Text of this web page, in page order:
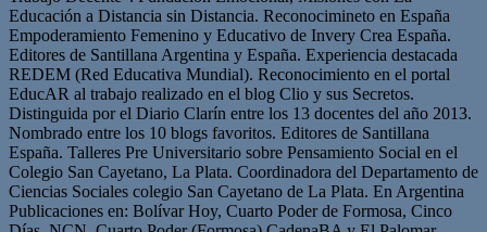
Educación a Distancia sin Distancia. Reconocimineto en España
Empoderamiento Femenino y Educativo de Invery Crea España.
Editores de Santillana Argentina y España. Experiencia destacada
REDEM (Red Educativa Mundial). Reconocimiento en el portal
EducAR al trabajo realizado en el blog Clio y sus Secretos.
Distinguida por el Diario Clarín entre los 13 docentes del año 2013.
Nombrado entre los 10 blogs favoritos. Editores de Santillana
España. Talleres Pre Universitario sobre Pensamiento Social en el
Colegio San Cayetano, La Plata. Coordinadora del Departamento de
Ciencias Sociales colegio San Cayetano de La Plata. En Argentina
Publicaciones en: Bolívar Hoy, Cuarto Poder de Formosa, Cinco